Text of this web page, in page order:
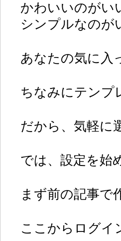
かわいいのがい
シンプルなのが
あなたの気に入
ちなみにテンプ
だから、気軽に
では、設定を始
まず前の記事で
ここからログイ